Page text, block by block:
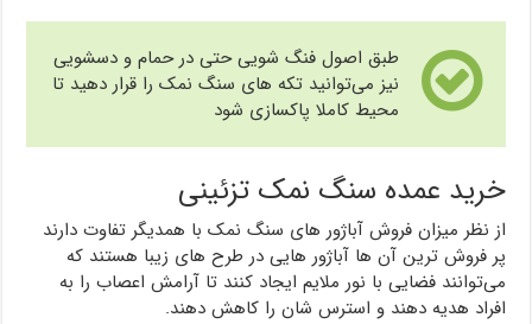
طبق اصول فنگ شویی حتی در حمام و دسشویی
نیز می‌توانید تکه های سنگ نمک را قرار دهید تا
محیط کاملا پاکسازی شود
خرید عمده سنگ نمک تزئینی
از نظر میزان فروش آباژور های سنگ نمک با همدیگر تفاوت دارند
پر فروش ترین آن ها آباژور هایی در طرح های زیبا هستند که
می‌توانند فضایی با نور ملایم ایجاد کنند تا آرامش اعصاب را به
افراد هدیه دهند و استرس شان را کاهش دهند.